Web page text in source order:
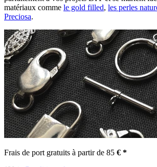
matériaux comme le gold filled, les perles
Preciosa.
Frais de port gratuits à partir de 85 € *